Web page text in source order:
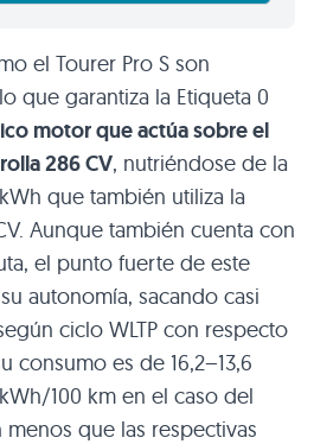
el Tourer Pro S son
que garantiza la Etiqueta 0
motor que actúa sobre el
286 CV, nutriéndose de la
que también utiliza la
Aunque también cuenta con
el punto fuerte de este
autonomía, sacando casi
ciclo WLTP con respecto
consumo es de 16,2–13,6
100 km en el caso del
menos que las respectivas